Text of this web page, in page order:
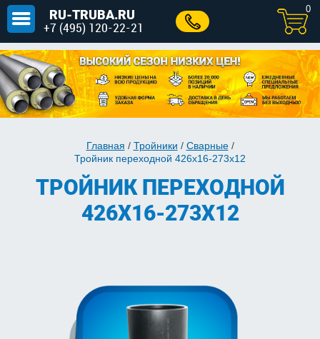
RU-TRUBA.RU
+7 (495) 120-22-21
0
Главная / Тройники / Сварные/
Тройник переходной 426х16-273х12
ТРОЙНИК ПЕРЕХОДНОЙ
426Х16-273Х12